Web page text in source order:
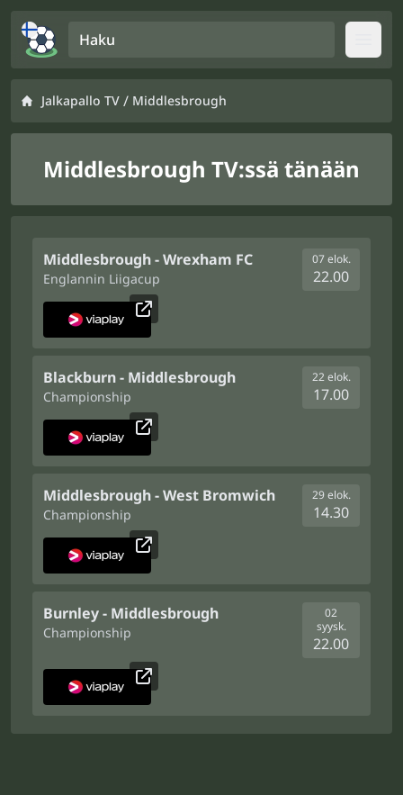
Jalkapallo TV / Middlesbrough
Middlesbrough TV:ssä tänään
Middlesbrough - Wrexham FC
Englannin Liigacup
07 elok.
22.00
Blackburn - Middlesbrough
Championship
22 elok.
17.00
Middlesbrough - West Bromwich
Championship
29 elok.
14.30
Burnley - Middlesbrough
Championship
02
syysk.
22.00